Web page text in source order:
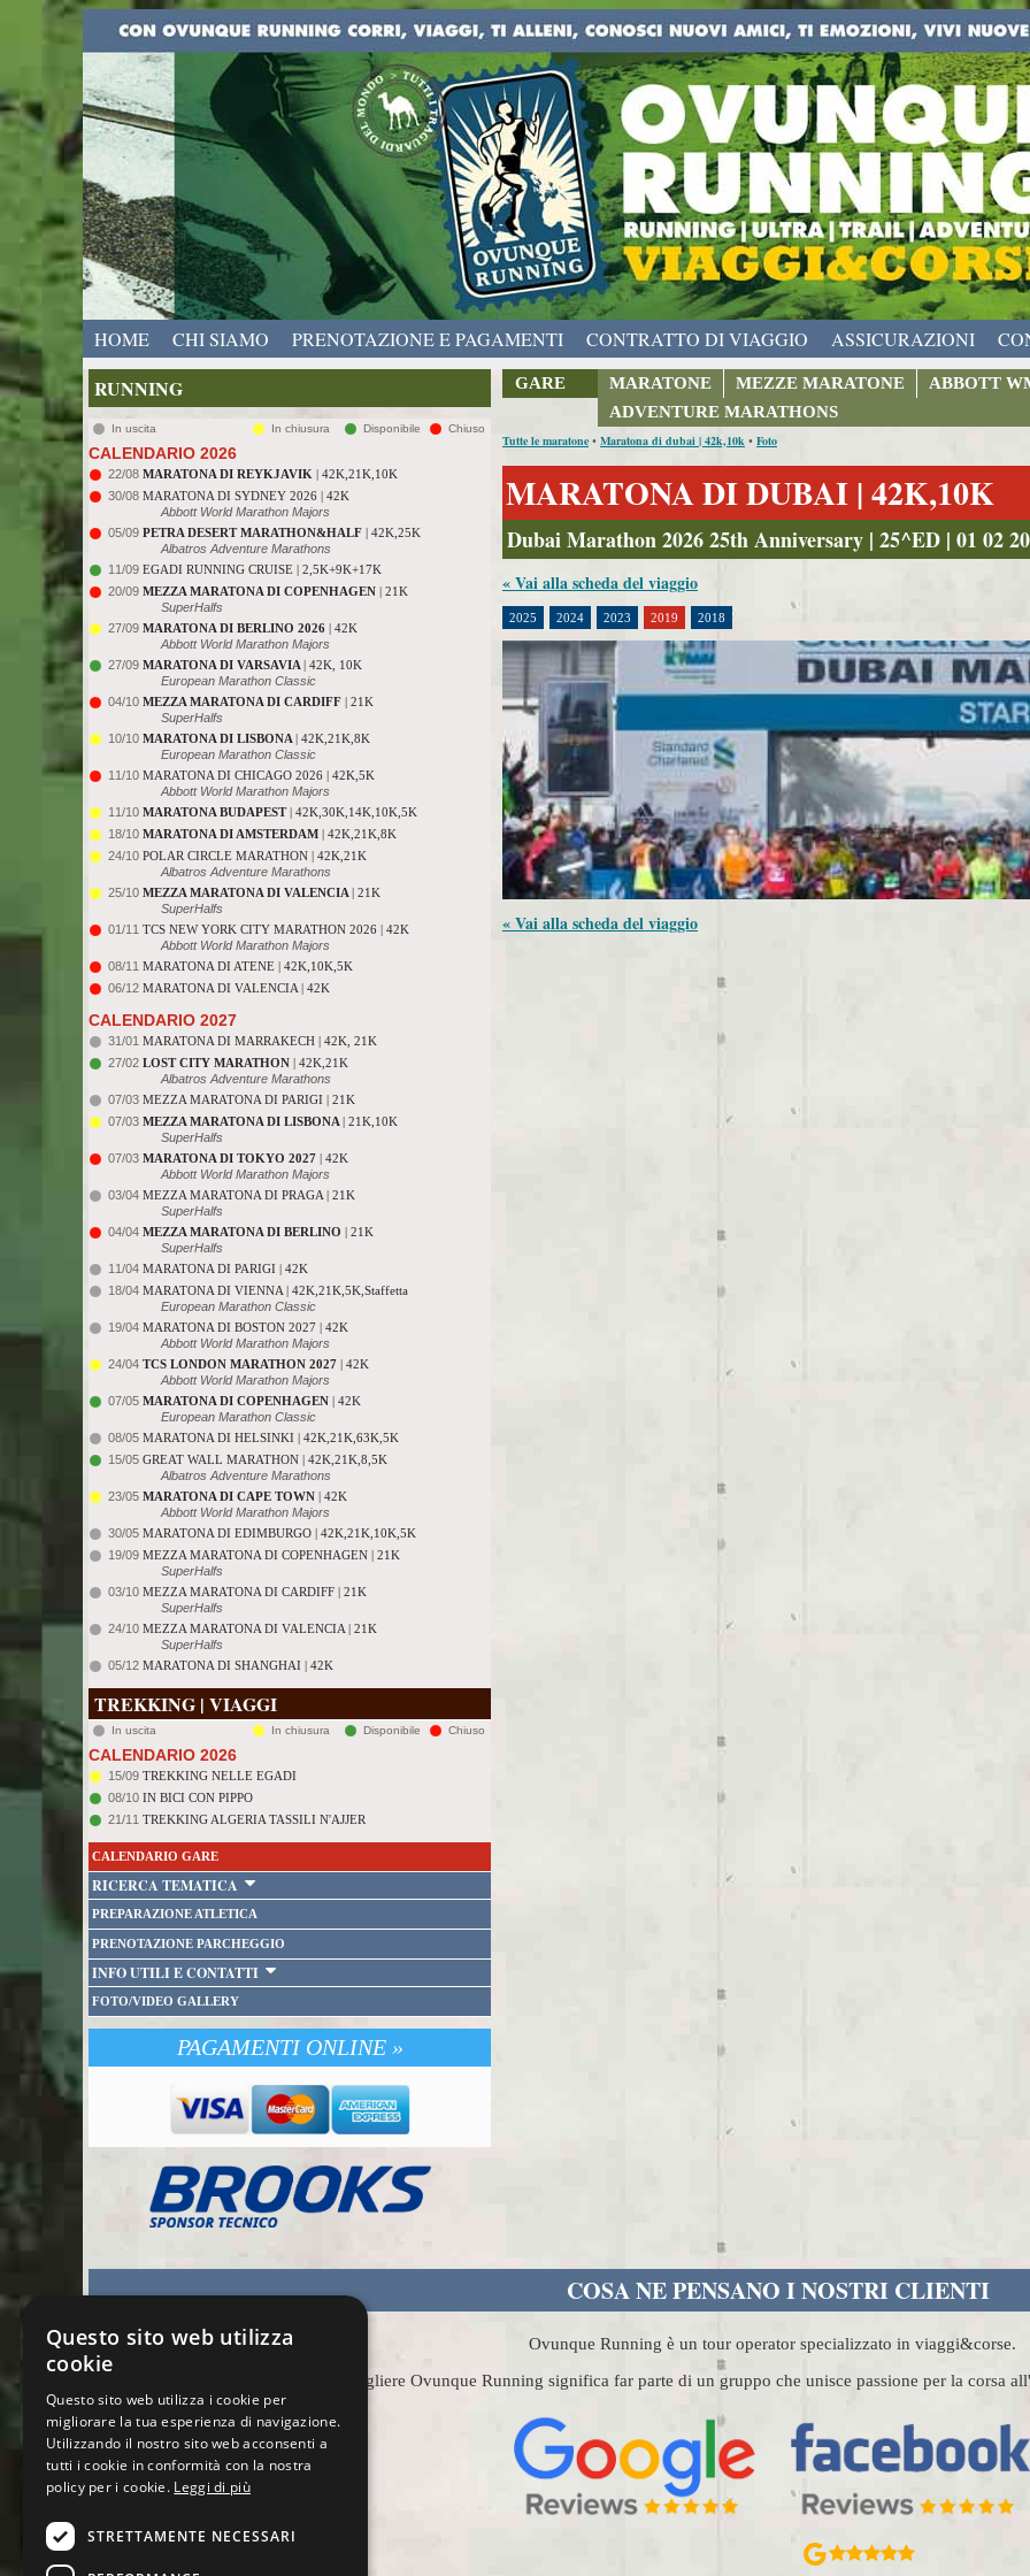
HOME CHI SIAMO PRENOTAZIONE E PAGAMENTI CONTRATTO DI VIAGGIO ASSICURAZIONI
RUNNING
In uscita In chiusura Disponibile Chiuso
CALENDARIO 2026
22/08 MARATONA DI REYKJAVIK | 42K,21K,10K
30/08 MARATONA DI SYDNEY 2026 | 42K
Abbott World Marathon Majors
05/09 PETRA DESERT MARATHON&HALF | 42K,25K
Albatros Adventure Marathons
11/09 EGADI RUNNING CRUISE | 2,5K+9K+17K
20/09 MEZZA MARATONA DI COPENHAGEN | 21K
SuperHalfs
27/09 MARATONA DI BERLINO 2026 | 42K
Abbott World Marathon Majors
27/09 MARATONA DI VARSAVIA | 42K, 10K
European Marathon Classic
04/10 MEZZA MARATONA DI CARDIFF | 21K
SuperHalfs
10/10 MARATONA DI LISBONA | 42K,21K,8K
European Marathon Classic
11/10 MARATONA DI CHICAGO 2026 | 42K,5K
Abbott World Marathon Majors
11/10 MARATONA BUDAPEST| 42K,30K,14K,10K,5K
18/10 MARATONA DI AMSTERDAM | 42K,21K,8K
24/10 POLAR CIRCLE MARATHON | 42K,21K
Albatros Adventure Marathons
25/10 MEZZA MARATONA DI VALENCIA | 21K
SuperHalfs
01/11 TCS NEW YORK CITY MARATHON 2026 | 42K
Abbott World Marathon Majors
08/11 MARATONA DI ATENE | 42K,10K,5K
06/12 MARATONA DI VALENCIA | 42K
CALENDARIO 2027
31/01 MARATONA DI MARRAKECH | 42K, 21K
27/02 LOST CITY MARATHON | 42K,21K
Albatros Adventure Marathons
07/03 MEZZA MARATONA DI PARIGI | 21K
07/03 MEZZA MARATONA DI LISBONA | 21K,10K
SuperHalfs
07/03 MARATONA DI TOKYO 2027 | 42K
Abbott World Marathon Majors
03/04 MEZZA MARATONA DI PRAGA | 21K
SuperHalfs
04/04 MEZZA MARATONA DI BERLINO | 21K
SuperHalfs
11/04 MARATONA DI PARIGI | 42K
18/04 MARATONA DI VIENNA | 42K,21K,5K,Staffetta
European Marathon Classic
19/04 MARATONA DI BOSTON 2027 | 42K
Abbott World Marathon Majors
24/04 TCS LONDON MARATHON 2027 | 42K
Abbott World Marathon Majors
07/05 MARATONA DI COPENHAGEN | 42K
European Marathon Classic
08/05 MARATONA DI HELSINKI | 42K,21K,63K,5K
15/05 GREAT WALL MARATHON | 42K,21K,8,5K
Albatros Adventure Marathons
23/05 MARATONA DI CAPE TOWN | 42K
Abbott World Marathon Majors
30/05 MARATONA DI EDIMBURGO | 42K,21K,10K,5K
19/09 MEZZA MARATONA DI COPENHAGEN | 21K
SuperHalfs
03/10 MEZZA MARATONA DI CARDIFF | 21K
SuperHalfs
24/10 MEZZA MARATONA DI VALENCIA | 21K
SuperHalfs
05/12 MARATONA DI SHANGHAI | 42K
TREKKING | VIAGGI
In uscita In chiusura Disponibile Chiuso
CALENDARIO 2026
15/09 TREKKING NELLE EGADI
08/10 IN BICI CON PIPPO
21/11 TREKKING ALGERIA TASSILI N'AJJER
CALENDARIO GARE
RICERCA TEMATICA
PREPARAZIONE ATLETICA
PRENOTAZIONE PARCHEGGIO
INFO UTILI E CONTATTI
FOTO/VIDEO GALLERY
PAGAMENTI ONLINE »
GARE MARATONE MEZZE MARATONE
ABBOTT
ADVENTURE MARATHONS
Tutte le maratone • Maratona di dubai | 42k,10k • Foto
MARATONA DI DUBAI | 42K,10K
Dubai Marathon 2026 25th Anniversary | 25^ED | 01 02
« Vai alla scheda del viaggio
2025 2024 2023 2019 2018
« Vai alla scheda del viaggio
COSA NE PENSANO I NOSTRI CLIENTI
Ovunque Running è un tour operator specializzato in viaggi&corse.
Scegliere Ovunque Running significa far parte di un gruppo che unisce passione per la corsa
Questo sito web utilizza
cookie
Questo sito web utilizza i cookie per
migliorare la tua esperienza di navigazione.
Utilizzando il nostro sito web acconsenti a
tutti i cookie in conformità con la nostra
policy per i cookie. Leggi di più
STRETTAMENTE NECESSARI